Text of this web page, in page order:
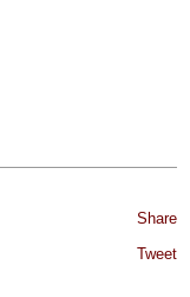
Share
Tweet